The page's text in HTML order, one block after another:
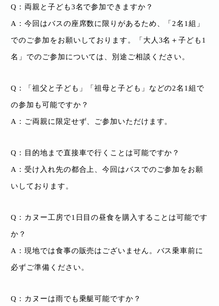
Q：両親と子ども3名で参加できますか？
A：今回はバスの座席数に限りがあるため、「2名1組」
でのご参加をお願いしております。「大人3名＋子ども1
名」でのご参加については、別途ご相談ください。
Q：「祖父と子ども」「祖母と子ども」などの2名1組で
の参加も可能ですか？
A：ご両親に限定せず、ご参加いただけます。
Q：目的地まで直接車で行くことは可能ですか？
A：受け入れ先の都合上、今回はバスでのご参加をお願
いしております。
Q：カヌー工房で1日目の昼食を購入することは可能です
か？
A：現地では食事の販売はございません。バス乗車前に
必ずご準備ください。
Q：カヌーは雨でも乗艇可能ですか？